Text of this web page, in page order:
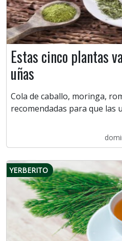
Estas cinco plantas
uñas
Cola de caballo, moringa,
recomendadas para que las
YERBERITO